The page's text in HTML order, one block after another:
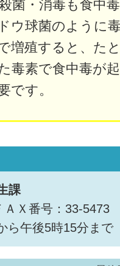
菌・消毒も食中
ウ球菌のように
増殖すると、た
毒素で食中毒が
です。
課
ＡＸ番号：33-5473
ら午後5時15分まで
案内